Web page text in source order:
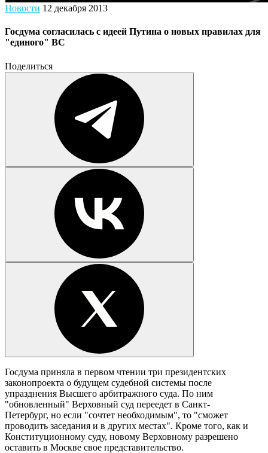
Новости 12 декабря 2013
Госдума согласилась с идеей Путина о новых правилах для
"единого" ВС
Поделиться
Госдума приняла в первом чтении три президентских
законопроекта о будущем судебной системы после
упразднения Высшего арбитражного суда. По ним
"обновленный" Верховный суд переедет в Санкт-
Петербург, но если "сочтет необходимым", то "сможет
проводить заседания и в других местах". Кроме того, как и
Конституционному суду, новому Верховному разрешено
оставить в Москве свое представительство.